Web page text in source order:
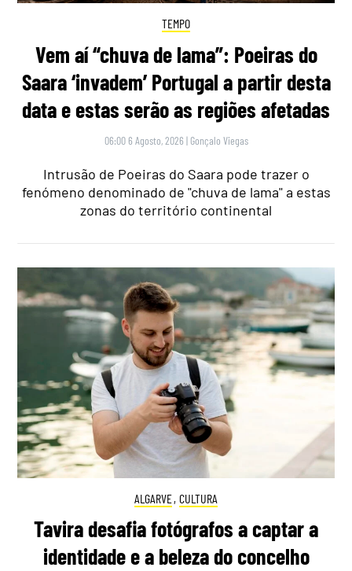
TEMPO
Vem aí “chuva de lama”: Poeiras do
Saara ‘invadem’ Portugal a partir desta
data e estas serão as regiões afetadas
06:00 6 Agosto, 2026 | Gonçalo Viegas
Intrusão de Poeiras do Saara pode trazer o
fenómeno denominado de "chuva de lama" a estas
zonas do território continental
ALGARVE, CULTURA
Tavira desafia fotógrafos a captar a
identidade e a beleza do concelho